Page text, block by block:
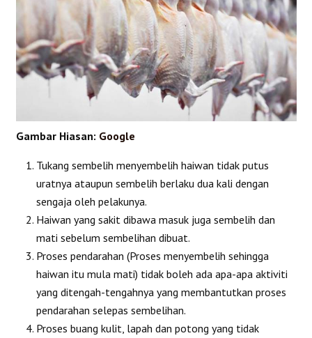
Gambar Hiasan: Google
Tukang sembelih menyembelih haiwan tidak putus
uratnya ataupun sembelih berlaku dua kali dengan
sengaja oleh pelakunya.
Haiwan yang sakit dibawa masuk juga sembelih dan
mati sebelum sembelihan dibuat.
Proses pendarahan (Proses menyembelih sehingga
haiwan itu mula mati) tidak boleh ada apa-apa aktiviti
yang ditengah-tengahnya yang membantutkan proses
pendarahan selepas sembelihan.
Proses buang kulit, lapah dan potong yang tidak